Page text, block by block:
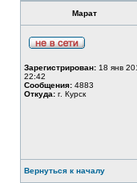
Марат
Зарегистрирован: 18 янв
22:42
Сообщения: 4883
Откуда: г. Курск
Вернуться к началу